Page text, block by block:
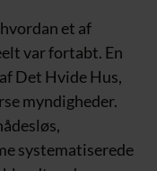
et af
var fortabt. En
Det Hvide Hus,
myndigheder.
systematiserede